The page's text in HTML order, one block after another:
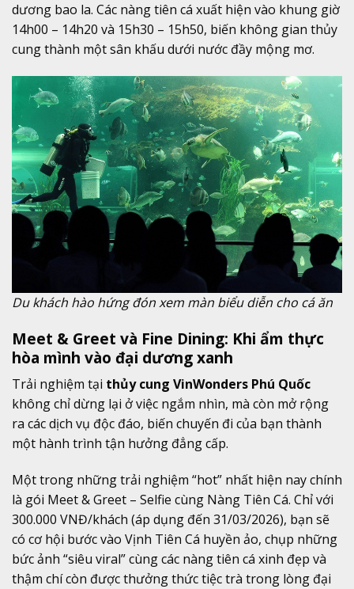
dương bao la. Các nàng tiên cá xuất hiện vào khung giờ
14h00 – 14h20 và 15h30 – 15h50, biến không gian thủy
cung thành một sân khấu dưới nước đầy mộng mơ.
Du khách hào hứng đón xem màn biểu diễn cho cá ăn
Meet & Greet và Fine Dining: Khi ẩm thực
hòa mình vào đại dương xanh
Trải nghiệm tại thủy cung VinWonders Phú Quốc
không chỉ dừng lại ở việc ngắm nhìn, mà còn mở rộng
ra các dịch vụ độc đáo, biến chuyến đi của bạn thành
một hành trình tận hưởng đẳng cấp.
Một trong những trải nghiệm “hot” nhất hiện nay chính
là gói Meet & Greet – Selfie cùng Nàng Tiên Cá. Chỉ với
300.000 VNĐ/khách (áp dụng đến 31/03/2026), bạn sẽ
có cơ hội bước vào Vịnh Tiên Cá huyền ảo, chụp những
bức ảnh “siêu viral” cùng các nàng tiên cá xinh đẹp và
thậm chí còn được thưởng thức tiệc trà trong lòng đại